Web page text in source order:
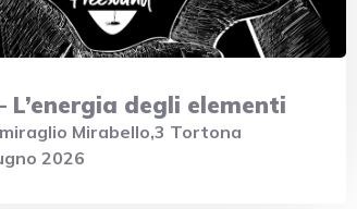
degli elementi
Mirabello,3 Tortona
2026